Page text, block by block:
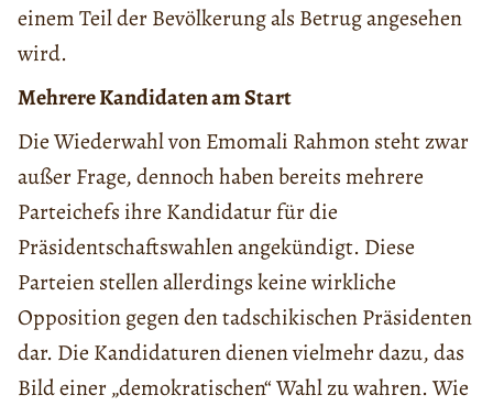
einem Teil der Bevölkerung als Betrug angesehen
wird.
Mehrere Kandidaten am Start
Die Wiederwahl von Emomali Rahmon steht zwar
außer Frage, dennoch haben bereits mehrere
Parteichefs ihre Kandidatur für die
Präsidentschaftswahlen angekündigt. Diese
Parteien stellen allerdings keine wirkliche
Opposition gegen den tadschikischen Präsidenten
dar. Die Kandidaturen dienen vielmehr dazu, das
Bild einer „demokratischen“ Wahl zu wahren. Wie